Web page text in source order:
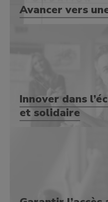
Avancer vers
Innover dans
et solidaire